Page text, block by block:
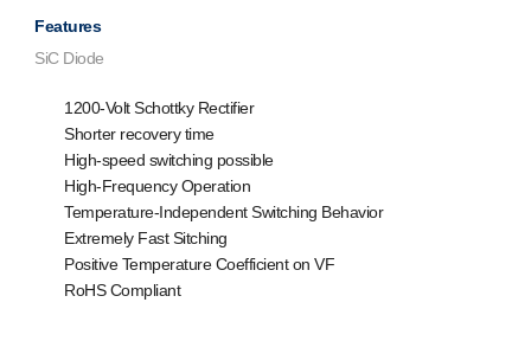
Features
SiC Diode
1200-Volt Schottky Rectifier
Shorter recovery time
High-speed switching possible
High-Frequency Operation
Temperature-Independent Switching Behavior
Extremely Fast Sitching
Positive Temperature Coefficient on VF
RoHS Compliant